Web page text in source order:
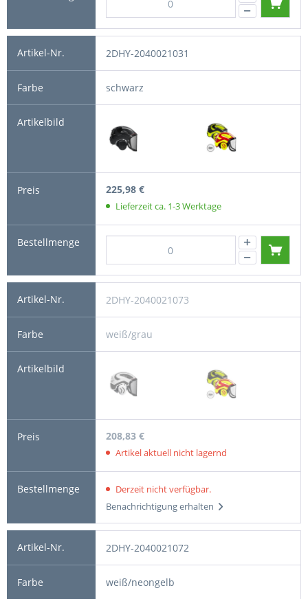
2DHY-2040021031
schwarz
225,98 €
Lieferzeit ca. 1-3 Werktage
2DHY-2040021073
weiß/grau
208,83 €
Artikel aktuell nicht lagernd
Derzeit nicht verfügbar.
Benachrichtigung erhalten
2DHY-2040021072
weiß/neongelb